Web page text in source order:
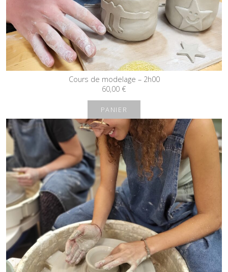
Cours de modelage – 2h00
60,00 €
PANIER